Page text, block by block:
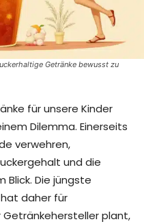
Getränke bewusst zu
für unsere Kinder
Dilemma. Einerseits
verwehren,
und die
Blick. Die jüngste
daher für
plant,